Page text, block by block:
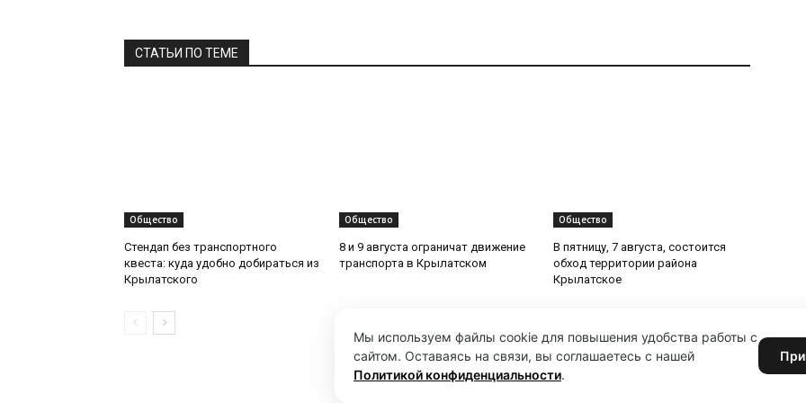
СТАТЬИ ПО ТЕМЕ
Общество
Стендап без транспортного
квеста: куда удобно добираться из
Крылатского
Общество
8 и 9 августа ограничат движение
транспорта в Крылатском
Общество
В пятницу, 7 августа, состоится
обход территории района
Крылатское
Мы используем файлы cookie для повышения удобства работы с
сайтом. Оставаясь на связи, вы соглашаетесь с нашей
Политикой конфиденциальности.